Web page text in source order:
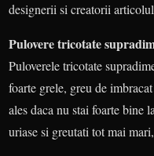
designerii si creatorii
Pulovere tricotate
Puloverele tricotate
foarte grele, greu de
ales daca nu stai foarte bine
uriase si greutati tot mai